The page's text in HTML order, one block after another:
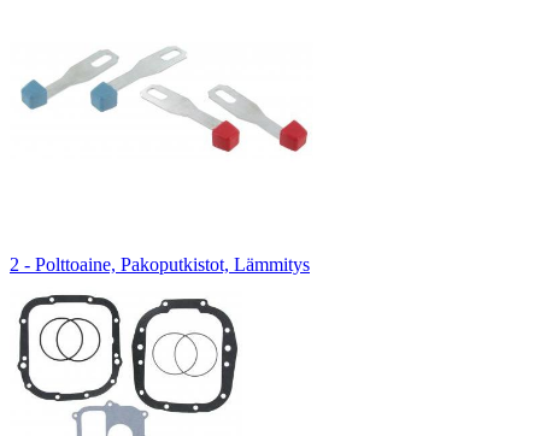
2 - Polttoaine, Pakoputkistot, Lämmitys